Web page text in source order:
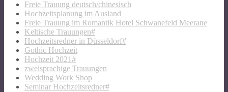
Freie Trauung deutsch/chinesisch
Hochzeitsplanung im Ausland
Freie Trauung im Romantik Hotel Schwanefeld Meerane
Keltische Trauungen#
Hochzeitsredner in Düsseldorf#
Gothic Hochzeit
Hochzeit 2021#
zweisprachige Trauungen
Wedding Work Shop
Seminar Hochzeitsredner#